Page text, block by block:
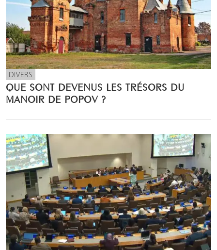
DIVERS
QUE SONT DEVENUS LES TRÉSORS DU
MANOIR DE POPOV ?